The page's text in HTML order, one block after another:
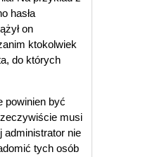
hasła
on
ktokolwiek
do których
powinien być
musi
administrator nie
tych osób